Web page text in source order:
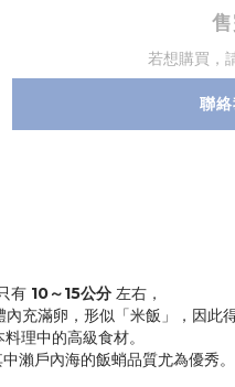
若想購買，
聯
有 10～15公分左右，
充滿卵，形似「米飯」，因此得
理中的高級食材。
瀨戶內海的飯蛸品質尤為優秀。